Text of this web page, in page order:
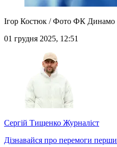
Ігор Костюк / Фото ФК Динамо
01 грудня 2025, 12:51
Сергій Тищенко Журналіст
Дізнавайся про перемоги